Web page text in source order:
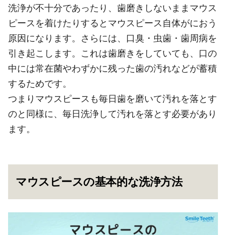
洗浄が不十分であったり、歯磨きしないままマウス
ピースを着けたりするとマウスピース自体がにおう
原因になります。さらには、口臭・虫歯・歯周病を
引き起こします。これは歯磨きをしていても、口の
中には常在菌やわずかに残った歯の汚れなどが蓄積
するためです。
つまりマウスピースも毎日歯を磨いて汚れを落とす
のと同様に、毎日洗浄して汚れを落とす必要があり
ます。
マウスピースの基本的な洗浄方法